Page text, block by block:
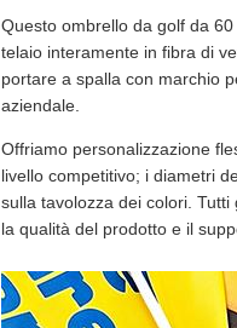
Questo ombrello da golf da
telaio interamente in fibra di
portare a spalla con marchio
aziendale.
Offriamo personalizzazione
livello competitivo; i diametri
sulla tavolozza dei colori.
la qualità del prodotto e il